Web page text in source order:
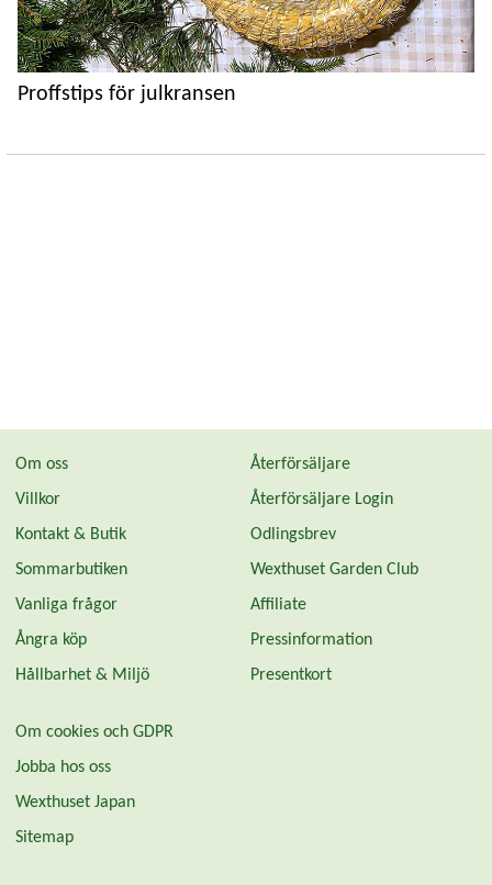
Proffstips för julkransen
Om oss
Villkor
Kontakt & Butik
Sommarbutiken
Vanliga frågor
Ångra köp
Hållbarhet & Miljö
Återförsäljare
Återförsäljare Login
Odlingsbrev
Wexthuset Garden Club
Affiliate
Pressinformation
Presentkort
Om cookies och GDPR
Jobba hos oss
Wexthuset Japan
Sitemap